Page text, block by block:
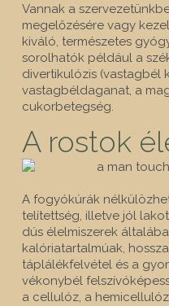
Vannak a
megelőzésére vagy
kiváló, természetes
sorolhatók példá­ul a
divertikulózis (vastagbél
vastagbéldaganat, a
cukorbetegség.
A rostok
A fogyókúrák
telítettség, illetve jól
dús élelmiszerek
kalóriatartalmúak,
táplálékfelvétel és a
vékonybél
a cellulóz, a